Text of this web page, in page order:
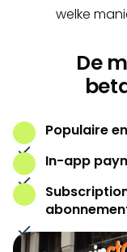
welke
De
Populaire
In-app